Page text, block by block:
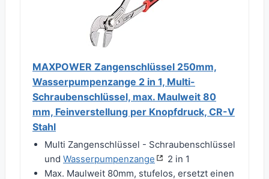
MAXPOWER Zangenschlüssel 250mm,
Wasserpumpenzange 2 in 1, Multi-
Schraubenschlüssel, max. Maulweit 80
mm, Feinverstellung per Knopfdruck, CR-V
Stahl
Multi Zangenschlüssel - Schraubenschlüssel
und Wasserpumpenzange
2 in 1
Max. Maulweit 80mm, stufelos, ersetzt einen